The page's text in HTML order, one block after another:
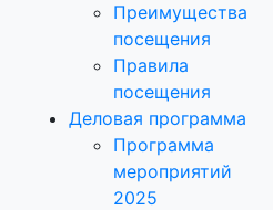
Преимущества
посещения
Правила
посещения
Деловая программа
Программа
мероприятий
2025